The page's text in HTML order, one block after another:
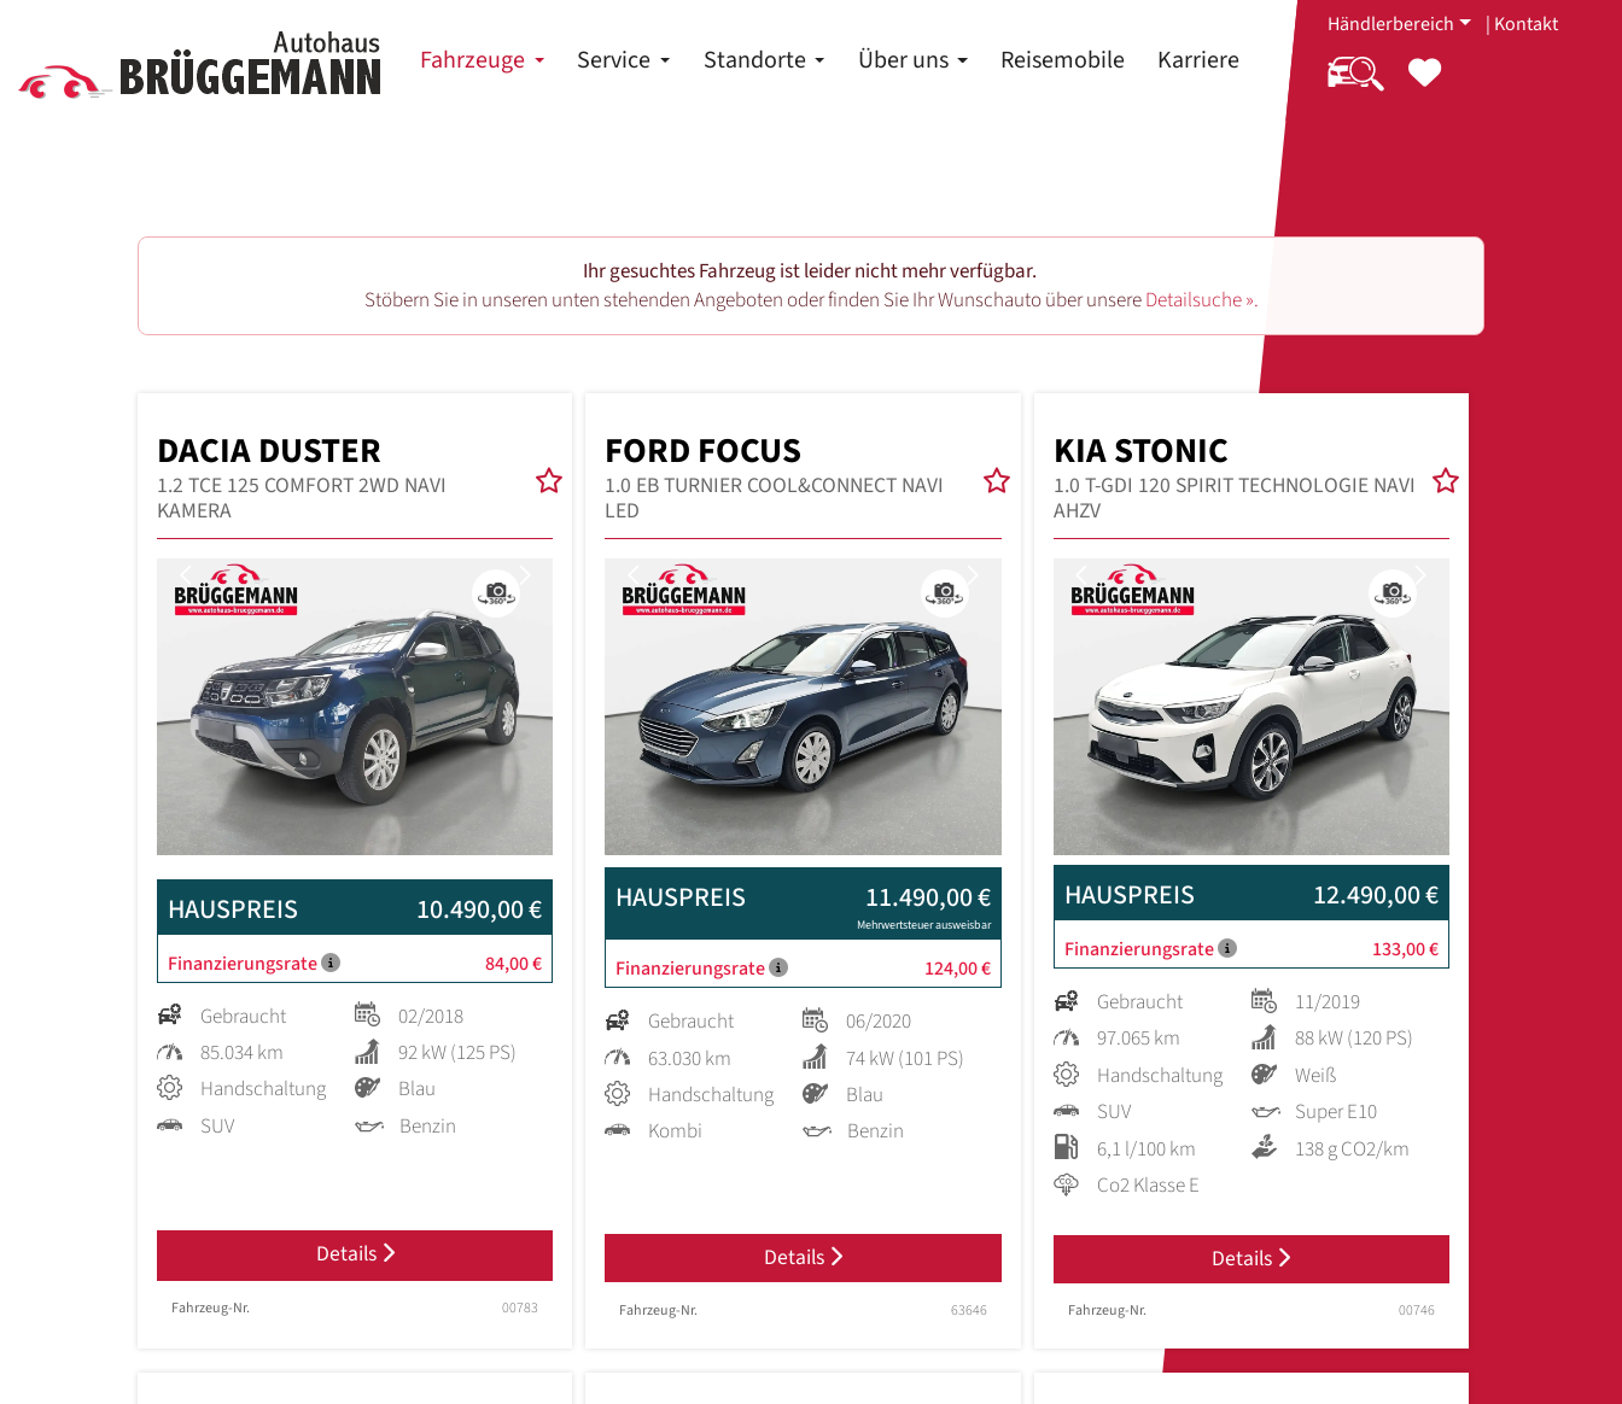
Fahrzeuge Service Standorte Über uns Reisemobile Karriere
Händlerbereich | Kontakt
Ihr gesuchtes Fahrzeug ist leider nicht mehr verfügbar.
Stöbern Sie in unseren unten stehenden Angeboten oder finden Sie Ihr Wunschauto über unsereDetailsuche ».
DACIA DUSTER
1.2 TCE 125 COMFORT 2WD NAVI
KAMERA
Previous
HAUSPREIS 10.490,00 €
Finanzierungsrate 84,00 €
Gebraucht
02/2018
85.034 km
92 kW (125 PS)
Handschaltung
Blau
SUV
Benzin
Details
Fahrzeug-Nr. 00783
FORD FOCUS
1.0 EB TURNIER COOL&CONNECT NAVI
LED
Previous
HAUSPREIS 11.490,00 €
Mehrwertsteuer ausweisbar
Finanzierungsrate 124,00 €
Gebraucht
06/2020
63.030 km
74 kW (101 PS)
Handschaltung
Blau
Kombi
Benzin
Details
Fahrzeug-Nr. 63646
KIA STONIC
1.0 T-GDI 120 SPIRIT TECHNOLOGIE NAVI
AHZV
Previous
HAUSPREIS 12.490,00 €
Finanzierungsrate 133,00 €
Gebraucht
11/2019
97.065 km
88 kW (120 PS)
Handschaltung
Weiß
SUV
Super E10
6,1 l/100 km
138 g CO2/km
Co2 Klasse E
Details
Fahrzeug-Nr. 00746